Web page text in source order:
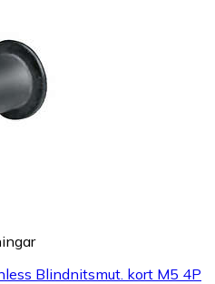
Blindnitsmut. kort M5 4P